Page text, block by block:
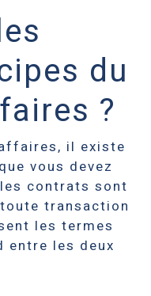
du
?
il existe
vous devez
contrats sont
transaction
les termes
entre les deux